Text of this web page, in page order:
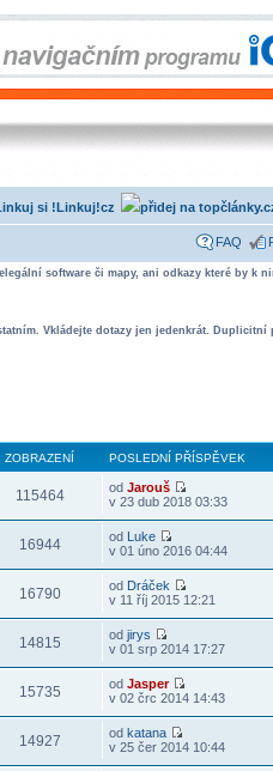
Linkuj!cz
FAQ
software či mapy, ani odkazy které by k
Vkládejte dotazy jen jedenkrát. Duplicitní
ZOBRAZENÍ POSLEDNÍ PŘÍSPĚVEK
115464 odJarouš
v 23 dub 2018 03:33
16944 od Luke
v 01 úno 2016 04:44
16790 od Dráček
v 11 říj 2015 12:21
14815 odjirys
v 01 srp 2014 17:27
15735 odJasper
v 02 črc 2014 14:43
14927 odkatana
v 25 čer 2014 10:44